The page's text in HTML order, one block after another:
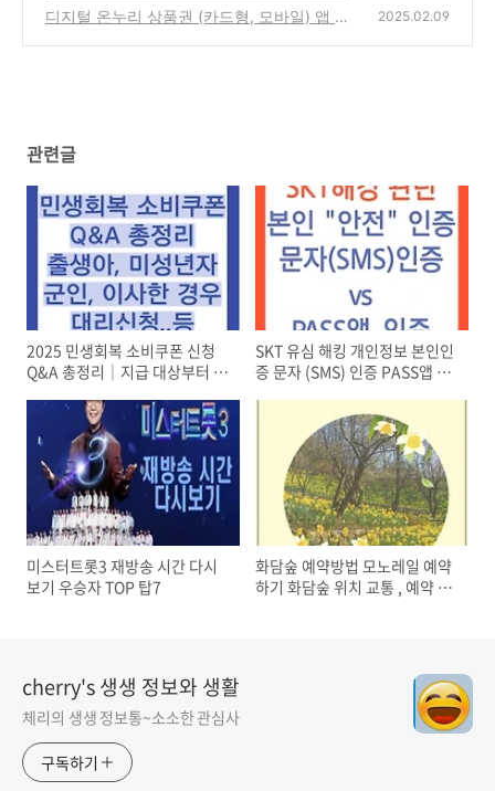
치 교통 , 예약 취소 및 환불
(0)
디지털 온누리 상품권 (카드형, 모바일) 앱 사
2025.02.09
관련글
2025 민생회복 소비쿠폰 신청
Q&A 총정리｜지급 대상부터 이
군인, 이사자, 요양병원거주자,
사망자 등)
SKT 유심 해킹 개인정보 본인인
증 문자 (SMS) 인증 PASS앱 안
미스터트롯3 재방송 시간 다시
보기 우승자 TOP 탑7
화담숲 예약방법 모노레일 예약
하기 화담숲 위치 교통 , 예약 취
cherry's 생생 정보와 생활
체리의 생생 정보통~소소한 관심사
구독하기